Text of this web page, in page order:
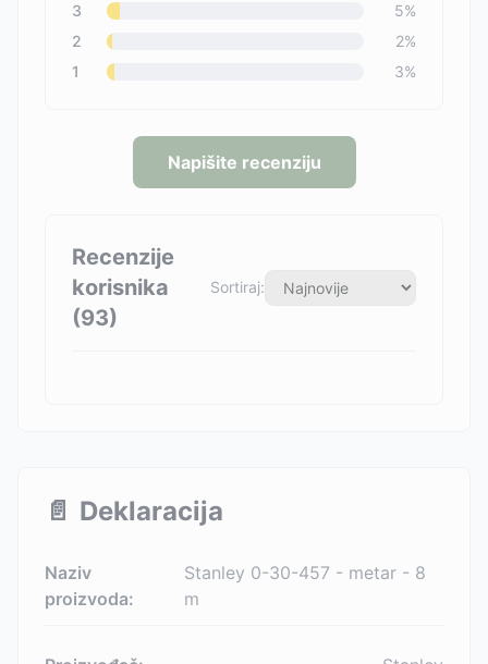
3
5%
2
2%
1
3%
Napišite recenziju
Recenzije
korisnika
(93)
Sortiraj:
📄 Deklaracija
Naziv
proizvoda:
Stanley 0-30-457 - metar - 8
m